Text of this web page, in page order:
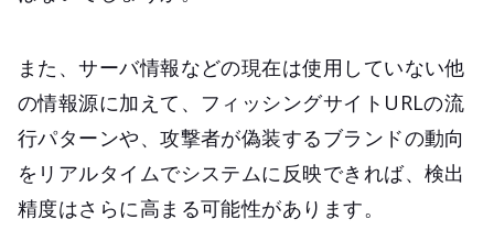
また、サーバ情報などの現在は使用していない他
の情報源に加えて、フィッシングサイトURLの流
行パターンや、攻撃者が偽装するブランドの動向
をリアルタイムでシステムに反映できれば、検出
精度はさらに高まる可能性があります。